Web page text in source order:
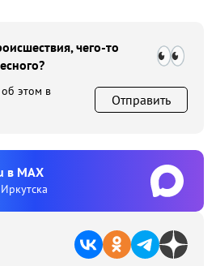
чего-то
этом в
Отправить
в MAX